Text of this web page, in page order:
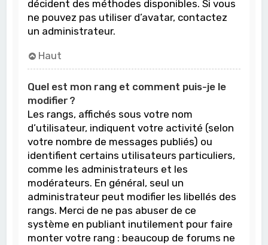
décident des méthodes disponibles. Si vous
ne pouvez pas utiliser d’avatar, contactez
un administrateur.
Haut
Quel est mon rang et comment puis-je le
modifier ?
Les rangs, affichés sous votre nom
d’utilisateur, indiquent votre activité (selon
votre nombre de messages publiés) ou
identifient certains utilisateurs particuliers,
comme les administrateurs et les
modérateurs. En général, seul un
administrateur peut modifier les libellés des
rangs. Merci de ne pas abuser de ce
système en publiant inutilement pour faire
monter votre rang : beaucoup de forums ne